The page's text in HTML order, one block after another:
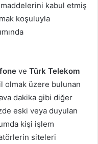
kabul etmiş
koşuluyla
ve Türk Telekom
olmak üzere bulunan
dakika gibi diğer
eski veya duyulan
kişi işlem
siteleri